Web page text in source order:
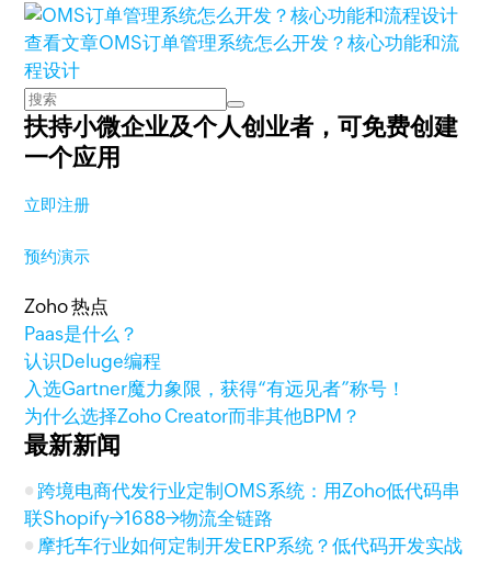
查看文章OMS订单管理系统怎么开发？核心功能和流
程设计
扶持小微企业及个人创业者，可免费创建
一个应用
立即注册
预约演示
Zoho 热点
Paas是什么？
认识Deluge编程
入选Gartner魔力象限，获得“有远见者”称号！
为什么选择Zoho Creator而非其他BPM？
最新新闻
跨境电商代发行业定制OMS系统：用Zoho低代码串
联Shopify→1688→物流全链路
摩托车行业如何定制开发ERP系统？低代码开发实战